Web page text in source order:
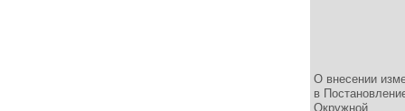
О внесении
в
Окружной